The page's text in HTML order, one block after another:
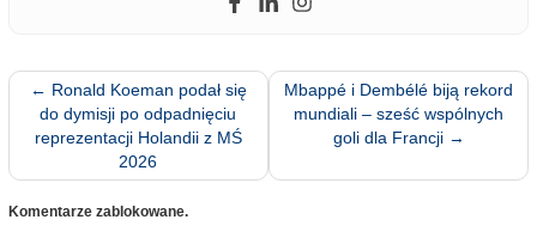
← Ronald Koeman podał się
do dymisji po odpadnięciu
reprezentacji Holandii z MŚ
2026
Mbappé i Dembélé biją rekord
mundiali – sześć wspólnych
goli dla Francji →
Komentarze zablokowane.